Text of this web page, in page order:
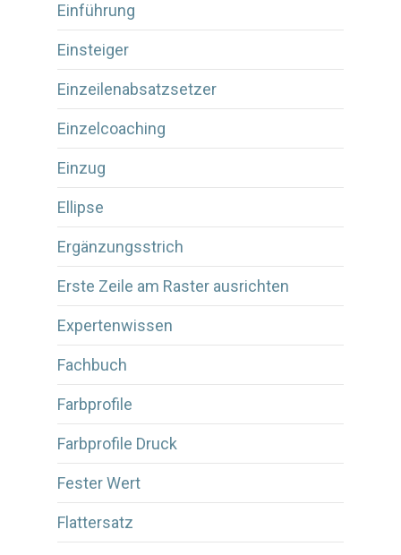
Einführung
Einsteiger
Einzeilenabsatzsetzer
Einzelcoaching
Einzug
Ellipse
Ergänzungsstrich
Erste Zeile am Raster ausrichten
Expertenwissen
Fachbuch
Farbprofile
Farbprofile Druck
Fester Wert
Flattersatz